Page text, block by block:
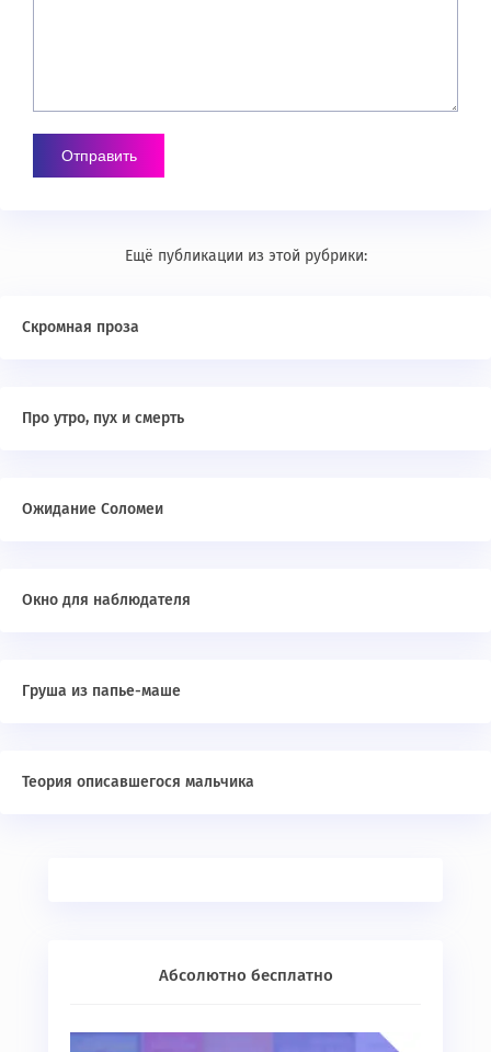
Ещё публикации из этой рубрики:
Скромная проза
Про утро, пух и смерть
Ожидание Соломеи
Окно для наблюдателя
Груша из папье-маше
Теория описавшегося мальчика
Абсолютно бесплатно